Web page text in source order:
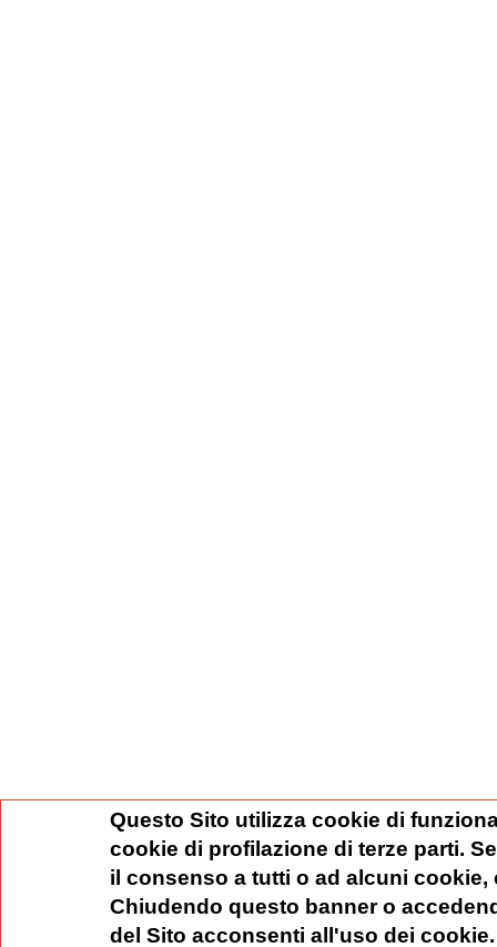
Questo Sito utilizza cookie di
cookie di profilazione di terze parti.
il consenso a tutti o ad alcuni
Chiudendo questo banner o
del Sito acconsenti all'uso dei cookie.